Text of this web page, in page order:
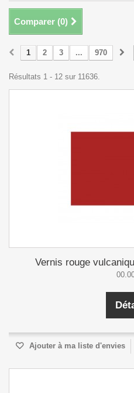
Comparer (0)
1 2 3 ... 970
Résultats 1 - 12 sur 11636.
Vernis rouge
Ajouter à ma liste d'envies